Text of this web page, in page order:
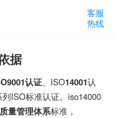
客服
热线
据
认证、ISO14001认
ISO标准认证。iso14000
质量管理体系标准，